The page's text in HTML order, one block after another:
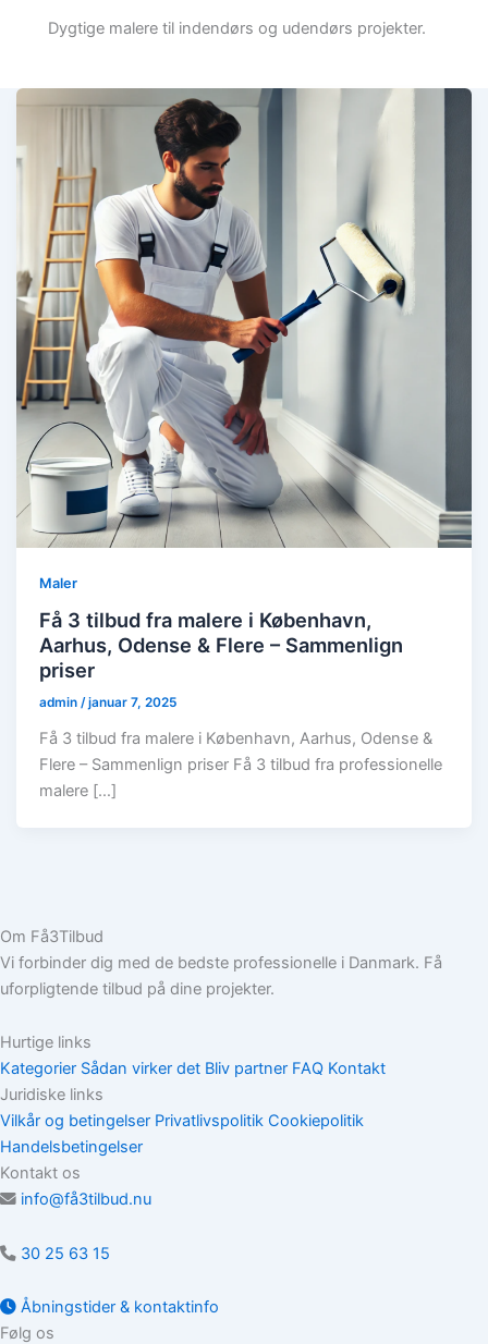
Dygtige malere til indendørs og udendørs projekter.
Maler
Få 3 tilbud fra malere i København,
Aarhus, Odense & Flere – Sammenlign
priser
admin/januar 7, 2025
Få 3 tilbud fra malere i København, Aarhus, Odense &
Flere – Sammenlign priser Få 3 tilbud fra professionelle
malere […]
Om Få3Tilbud
Vi forbinder dig med de bedste professionelle i Danmark. Få
uforpligtende tilbud på dine projekter.
Hurtige links
Kategorier Sådan virker det Bliv partner FAQ Kontakt
Juridiske links
Vilkår og betingelser Privatlivspolitik Cookiepolitik
Handelsbetingelser
Kontakt os
info@få3tilbud.nu
30 25 63 15
Åbningstider & kontaktinfo
Følg os